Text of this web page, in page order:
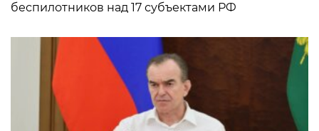
беспилотников над 17 субъектами РФ